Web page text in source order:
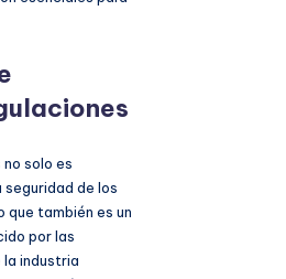
solo es
de los
que también es un
por las
la industria